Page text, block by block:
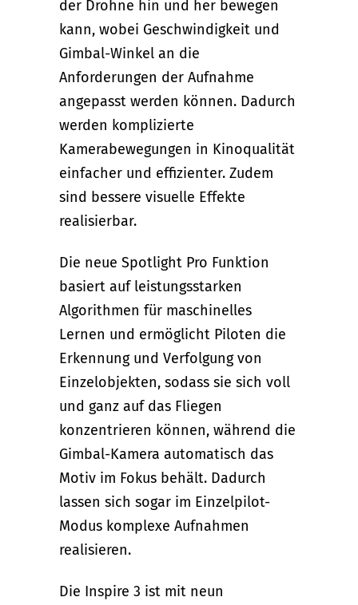
der Drohne hin und her bewegen
kann, wobei Geschwindigkeit und
Gimbal-Winkel an die
Anforderungen der Aufnahme
angepasst werden können. Dadurch
werden komplizierte
Kamerabewegungen in Kinoqualität
einfacher und effizienter. Zudem
sind bessere visuelle Effekte
realisierbar.
Die neue Spotlight Pro Funktion
basiert auf leistungsstarken
Algorithmen für maschinelles
Lernen und ermöglicht Piloten die
Erkennung und Verfolgung von
Einzelobjekten, sodass sie sich voll
und ganz auf das Fliegen
konzentrieren können, während die
Gimbal-Kamera automatisch das
Motiv im Fokus behält. Dadurch
lassen sich sogar im Einzelpilot-
Modus komplexe Aufnahmen
realisieren.
Die Inspire 3 ist mit neun